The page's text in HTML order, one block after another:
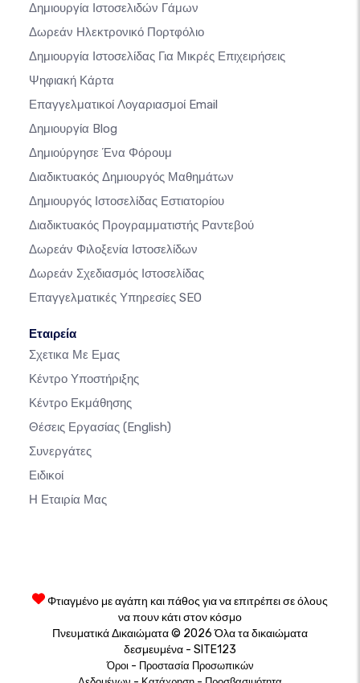
Δημιουργία Ιστοσελιδών Γάμων
Δωρεάν Ηλεκτρονικό Πορτφόλιο
Δημιουργία Ιστοσελίδας Για Μικρές Επιχειρήσεις
Ψηφιακή Κάρτα
Επαγγελματικοί Λογαριασμοί Email
Δημιουργία Blog
Δημιούργησε Ένα Φόρουμ
Διαδικτυακός Δημιουργός Μαθημάτων
Δημιουργός Ιστοσελίδας Εστιατορίου
Διαδικτυακός Προγραμματιστής Ραντεβού
Δωρεάν Φιλοξενία Ιστοσελίδων
Δωρεάν Σχεδιασμός Ιστοσελίδας
Επαγγελματικές Υπηρεσίες SEO
Εταιρεία
Σχετικα Με Εμας
Κέντρο Υποστήριξης
Κέντρο Εκμάθησης
Θέσεις Εργασίας (English)
Συνεργάτες
Ειδικοί
Η Εταιρία Μας
Φτιαγμένο με αγάπη και πάθος για να επιτρέπει σε όλους
να πουν κάτι στον κόσμο
Πνευματικά Δικαιώματα © 2026 Όλα τα δικαιώματα
δεσμευμένα - SITE123
Όροι- Προστασία Προσωπικών